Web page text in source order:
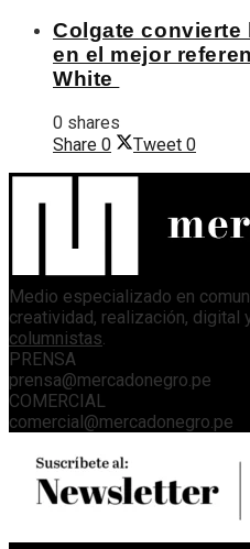
Colgate convierte
en el mejor
White
0 shares
Share 0 Tweet 0
Medio especializado en
creatividad, realización, digital
columnistas.
PRENSA
prensa@mercadonegro.pe
COMERCIAL
comercial@mercadonegro.pe